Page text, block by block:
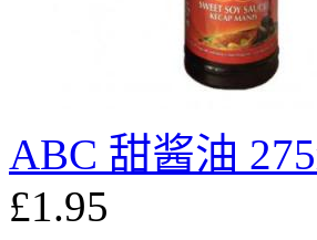
ABC 甜酱油
£1.95